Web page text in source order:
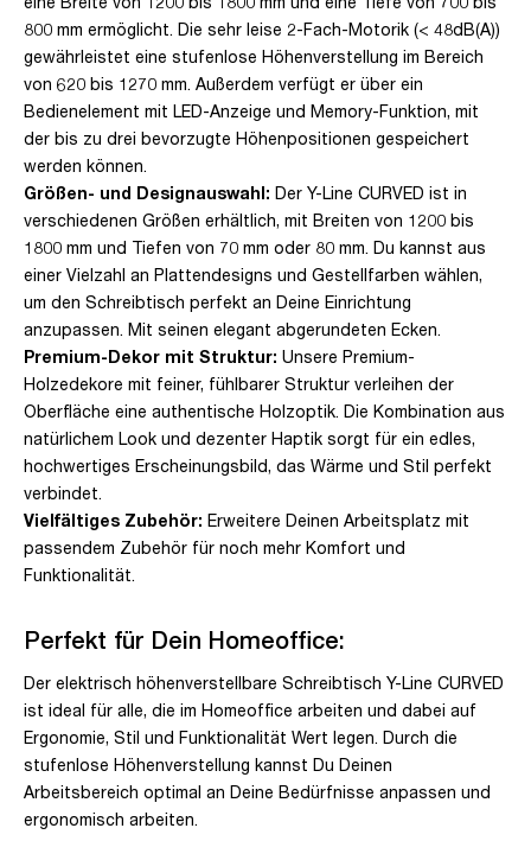
800 mm ermöglicht. Die sehr leise 2-Fach-Motorik (< 48dB(A))
gewährleistet eine stufenlose Höhenverstellung im Bereich
von 620 bis 1270 mm. Außerdem verfügt er über ein
Bedienelement mit LED-Anzeige und Memory-Funktion, mit
der bis zu drei bevorzugte Höhenpositionen gespeichert
werden können.
Größen- und Designauswahl: Der Y-Line CURVED ist in
verschiedenen Größen erhältlich, mit Breiten von 1200 bis
1800 mm und Tiefen von 70 mm oder 80 mm. Du kannst aus
einer Vielzahl an Plattendesigns und Gestellfarben wählen,
um den Schreibtisch perfekt an Deine Einrichtung
anzupassen. Mit seinen elegant abgerundeten Ecken.
Premium-Dekor mit Struktur: Unsere Premium-
Holzedekore mit feiner, fühlbarer Struktur verleihen der
Oberfläche eine authentische Holzoptik. Die Kombination aus
natürlichem Look und dezenter Haptik sorgt für ein edles,
hochwertiges Erscheinungsbild, das Wärme und Stil perfekt
verbindet.
Vielfältiges Zubehör: Erweitere Deinen Arbeitsplatz mit
passendem Zubehör für noch mehr Komfort und
Funktionalität.
Perfekt für Dein Homeoffice:
Der elektrisch höhenverstellbare Schreibtisch Y-Line CURVED
ist ideal für alle, die im Homeoffice arbeiten und dabei auf
Ergonomie, Stil und Funktionalität Wert legen. Durch die
stufenlose Höhenverstellung kannst Du Deinen
Arbeitsbereich optimal an Deine Bedürfnisse anpassen und
ergonomisch arbeiten.